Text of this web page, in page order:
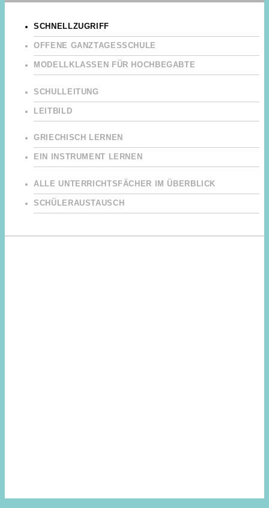
SCHNELLZUGRIFF
OFFENE GANZTAGESSCHULE
MODELLKLASSEN FÜR HOCHBEGABTE
SCHULLEITUNG
LEITBILD
GRIECHISCH LERNEN
EIN INSTRUMENT LERNEN
ALLE UNTERRICHTSFÄCHER IM ÜBERBLICK
SCHÜLERAUSTAUSCH